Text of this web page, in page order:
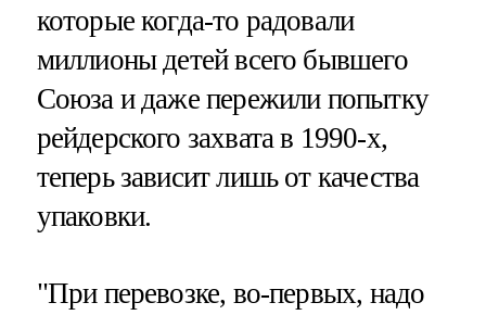
которые когда-то радовали
миллионы детей всего бывшего
Союза и даже пережили попытку
рейдерского захвата в 1990-х,
теперь зависит лишь от качества
упаковки.
"При перевозке, во-первых, надо